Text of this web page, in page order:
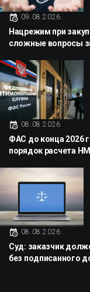
09.08.2026
Нацрежим при
сложные вопросы
08.08.2026
ФАС до конца 2026
порядок расчета
08.08.2026
Суд: заказчик
без подписанного